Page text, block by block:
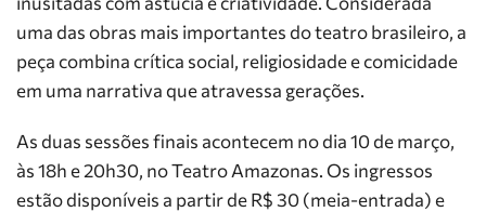
uma das obras mais importantes do teatro brasileiro, a
peça combina crítica social, religiosidade e comicidade
em uma narrativa que atravessa gerações.
As duas sessões finais acontecem no dia 10 de março,
às 18h e 20h30, no Teatro Amazonas. Os ingressos
estão disponíveis a partir de R$ 30 (meia-entrada) e